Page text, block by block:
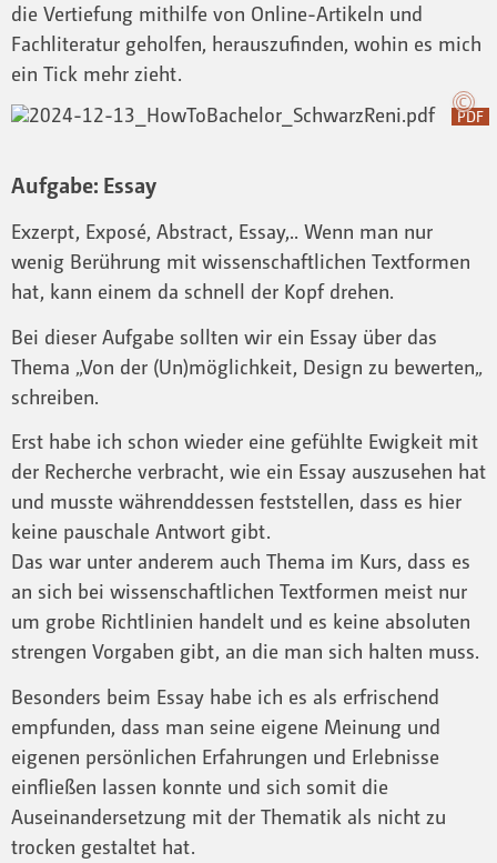
die Vertiefung mithilfe von Online-Artikeln und
Fachliteratur geholfen, herauszufinden, wohin es mich
ein Tick mehr zieht.
PDF
Aufgabe: Essay
Exzerpt, Exposé, Abstract, Essay,.. Wenn man nur
wenig Berührung mit wissenschaftlichen Textformen
hat, kann einem da schnell der Kopf drehen.
Bei dieser Aufgabe sollten wir ein Essay über das
Thema „Von der (Un)möglichkeit, Design zu bewerten„
schreiben.
Erst habe ich schon wieder eine gefühlte Ewigkeit mit
der Recherche verbracht, wie ein Essay auszusehen hat
und musste währenddessen feststellen, dass es hier
keine pauschale Antwort gibt.
Das war unter anderem auch Thema im Kurs, dass es
an sich bei wissenschaftlichen Textformen meist nur
um grobe Richtlinien handelt und es keine absoluten
strengen Vorgaben gibt, an die man sich halten muss.
Besonders beim Essay habe ich es als erfrischend
empfunden, dass man seine eigene Meinung und
eigenen persönlichen Erfahrungen und Erlebnisse
einfließen lassen konnte und sich somit die
Auseinandersetzung mit der Thematik als nicht zu
trocken gestaltet hat.